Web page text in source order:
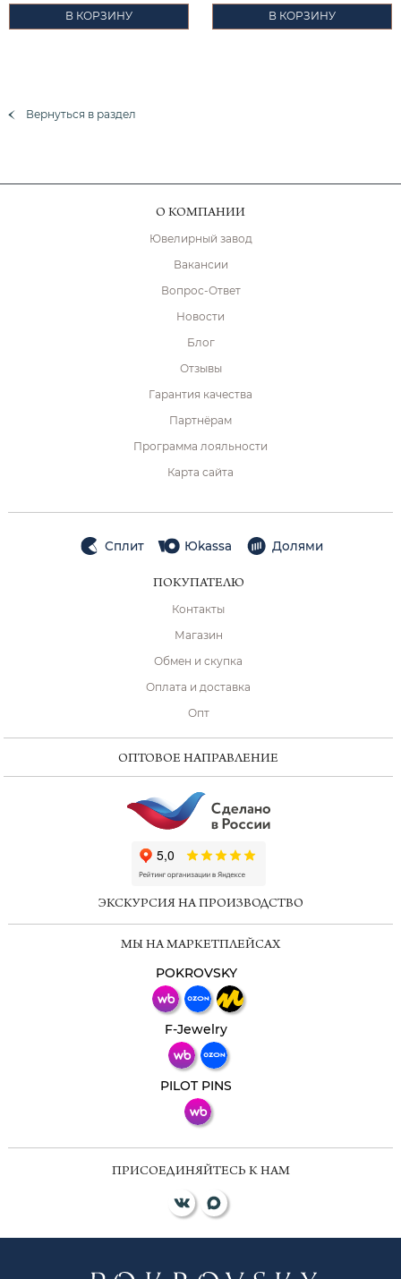
В КОРЗИНУ В КОРЗИНУ
Вернуться в раздел
О КОМПАНИИ
Ювелирный завод
Вакансии
Вопрос-Ответ
Новости
Блог
Отзывы
Гарантия качества
Партнёрам
Программа лояльности
Карта сайта
Сплит Юkassa Долями
ПОКУПАТЕЛЮ
Контакты
Магазин
Обмен и скупка
Оплата и доставка
Опт
ОПТОВОЕ НАПРАВЛЕНИЕ
ЭКСКУРСИЯ НА ПРОИЗВОДСТВО
МЫ НА МАРКЕТПЛЕЙСАХ
POKROVSKY
F-Jewelry
PILOT PINS
ПРИСОЕДИНЯЙТЕСЬ К НАМ